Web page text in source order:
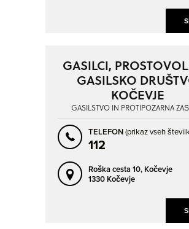
GASILCI,
GASILSKO
KOČEVJE
GASILSTVO IN PROTIPOŽARNA
TELEFON(prikaz vseh
112
Roška cesta 10, Kočevje
1330 Kočevje